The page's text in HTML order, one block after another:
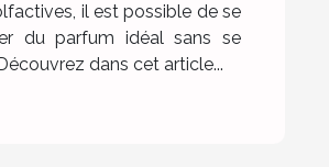
il est possible de se
du parfum idéal sans se
dans cet article...